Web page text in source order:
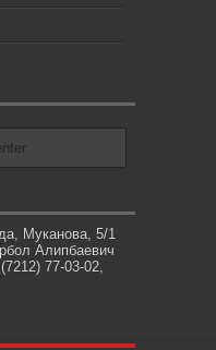
Муканова, 5/1
Алипбаевич
77-03-02,